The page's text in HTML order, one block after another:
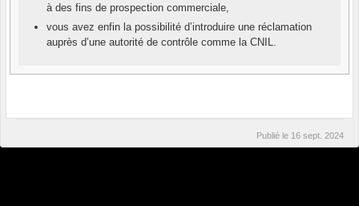
à des fins de prospection commerciale,
vous avez enfin la possibilité d’introduire une réclamation
auprès d’une autorité de contrôle comme la CNIL.
Publié le 16 sept. 2024